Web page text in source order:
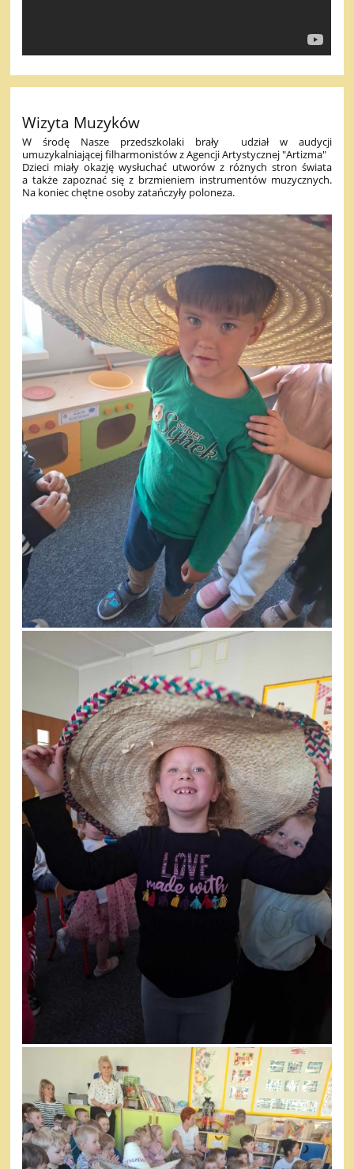
Wizyta Muzyków
W środę Nasze przedszkolaki brały udział w audycji
umuzykalniającej filharmonistów z Agencji Artystycznej "Artizma"
Dzieci miały okazję wysłuchać utworów z różnych stron świata
a także zapoznać się z brzmieniem instrumentów muzycznych.
Na koniec chętne osoby zatańczyły poloneza.